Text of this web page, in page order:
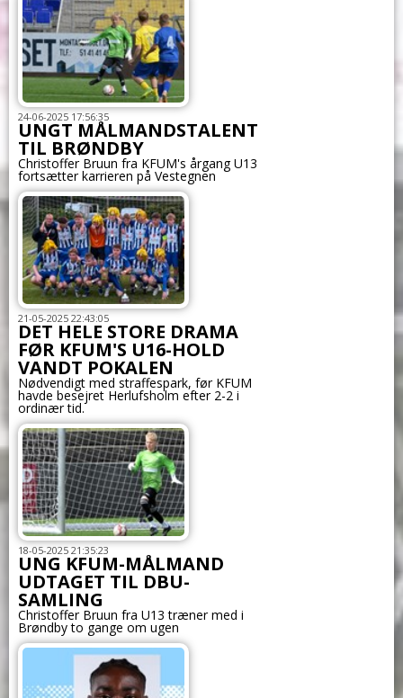
24-06-2025 17:56:35
UNGT MÅLMANDSTALENT
TIL BRØNDBY
Christoffer Bruun fra KFUM's årgang U13
fortsætter karrieren på Vestegnen
21-05-2025 22:43:05
DET HELE STORE DRAMA
FØR KFUM'S U16-HOLD
VANDT POKALEN
Nødvendigt med straffespark, før KFUM
havde besejret Herlufsholm efter 2-2 i
ordinær tid.
18-05-2025 21:35:23
UNG KFUM-MÅLMAND
UDTAGET TIL DBU-
SAMLING
Christoffer Bruun fra U13 træner med i
Brøndby to gange om ugen